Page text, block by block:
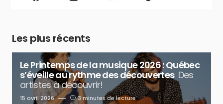
Les plus récents
Le Printemps de la musique 2026 : Québec
s’éveille au rythme des découvertes Des
artistes à découvrir!
15 avril 2026 3 minutes de lecture